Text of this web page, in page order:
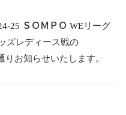
25 ＳＯＭＰＯ WEリーグ
ズレディース戦の
お知らせいたします。